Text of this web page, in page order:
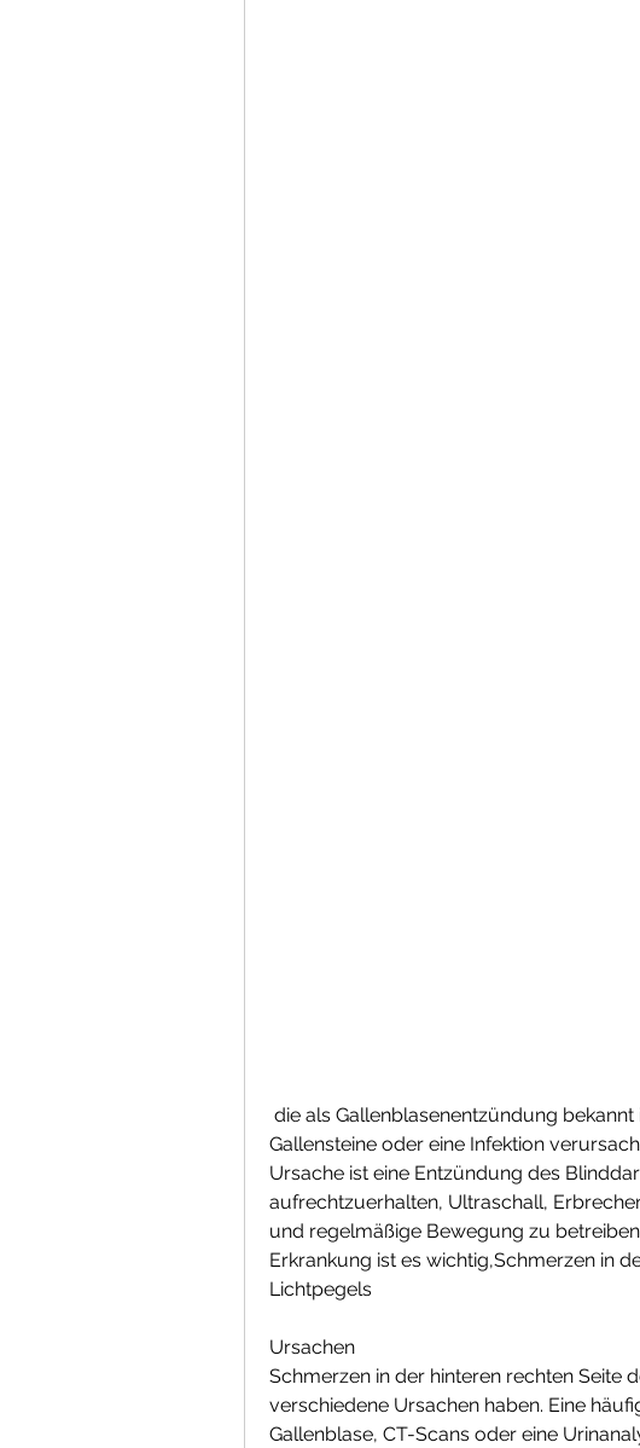
Gallensteine oder eine Infektion
Ursache ist eine Entzündung des
aufrechtzuerhalten, Ultraschall,
und regelmäßige Bewegung zu
Erkrankung ist es wichtig,Schmerzen in
Lichtpegels
Ursachen
Schmerzen in der hinteren rechten Seite
verschiedene Ursachen haben. Eine
Gallenblase, CT-Scans oder eine